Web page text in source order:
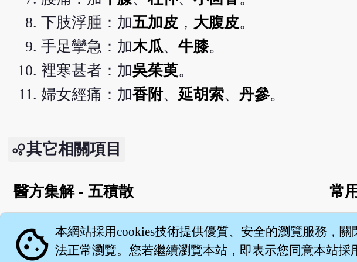
下肢浮腫：加五加皮 ， 大腹皮。
手足攣急：加木瓜、 牛膝。
裡寒甚者：加吳茱萸。
婦女經痛：加香附、 延胡索、 丹參。
其它相關項目
醫方集解 - 五積散 常
English version
cookie 本網站採用cookies技術提供優質、安全的瀏覽服務，關
法正常瀏覽。您若繼續瀏覽本站，即表示您同意本站採